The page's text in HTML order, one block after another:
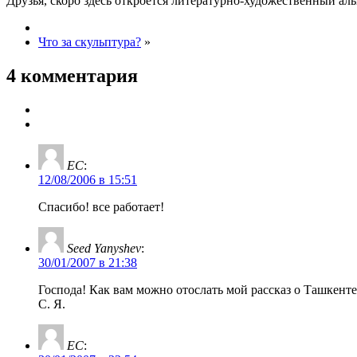
Что за скульптура? »
4 комментария
EC:
12/08/2006 в 15:51
Спасибо! все работает!
Seed Yanyshev:
30/01/2007 в 21:38
Господа! Как вам можно отослать мой рассказ о
С. Я.
EC: